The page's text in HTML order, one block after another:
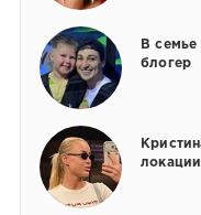
В семье
блогер